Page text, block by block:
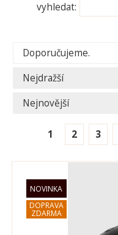
vyhledat:
Doporučujeme.
Nejdražší
Nejnovější
1 2 3